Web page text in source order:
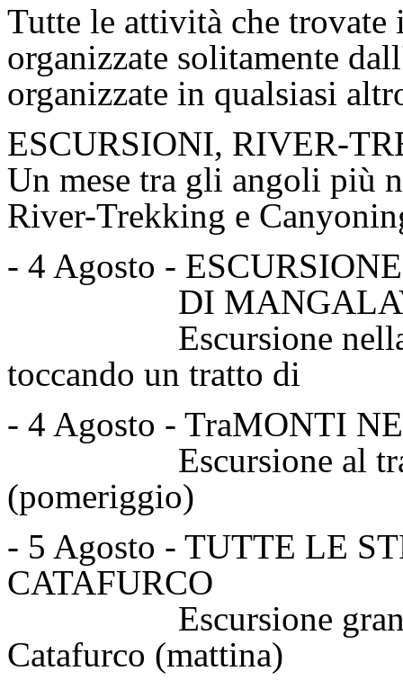
Tutte le attività che trovate
organizzate solitamente
organizzate in qualsiasi
ESCURSIONI, RIVER-
Un mese tra gli angoli più
River-Trekking e
- 4 Agosto -
DI
Escursione nella
toccando un
- 4 Agosto - TraMONTI
Escursione al
(pomeriggio)
- 5 Agosto - TUTTE LE
CATAFURCO
Escursione grande
Catafurco (mattina)